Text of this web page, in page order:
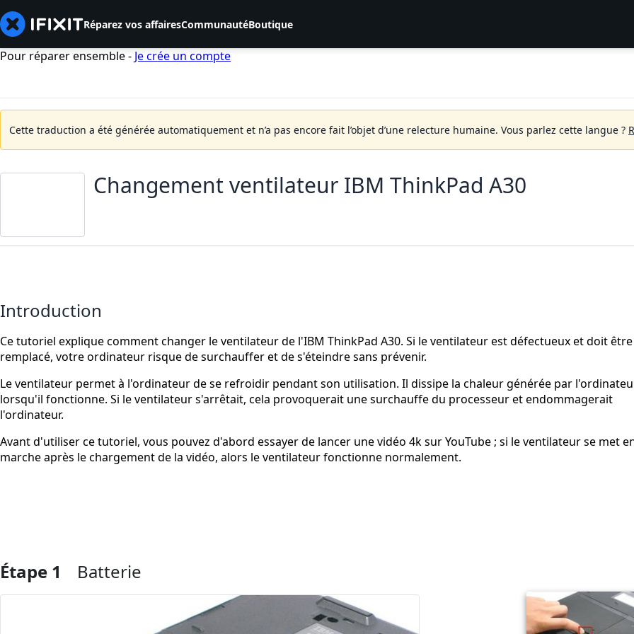
Réparez vos affairesCommunautéBoutique
Pour réparer ensemble - Je crée un compte
Cette traduction a été générée automatiquement et n’a pas encore fait l’objet d’une relecture humaine. Vous parlez cette langue ?
Changement ventilateur IBM ThinkPad A30
Introduction
Ce tutoriel explique comment changer le ventilateur de l'IBM ThinkPad A30. Si le ventilateur est défectueux et doit être
remplacé, votre ordinateur risque de surchauffer et de s'éteindre sans prévenir.
Le ventilateur permet à l'ordinateur de se refroidir pendant son utilisation. Il dissipe la chaleur générée par
lorsqu'il fonctionne. Si le ventilateur s'arrêtait, cela provoquerait une surchauffe du processeur et endommagerait
l'ordinateur.
Avant d'utiliser ce tutoriel, vous pouvez d'abord essayer de lancer une vidéo 4k sur YouTube ; si le ventilateur se met
marche après le chargement de la vidéo, alors le ventilateur fonctionne normalement.
Étape 1 Batterie